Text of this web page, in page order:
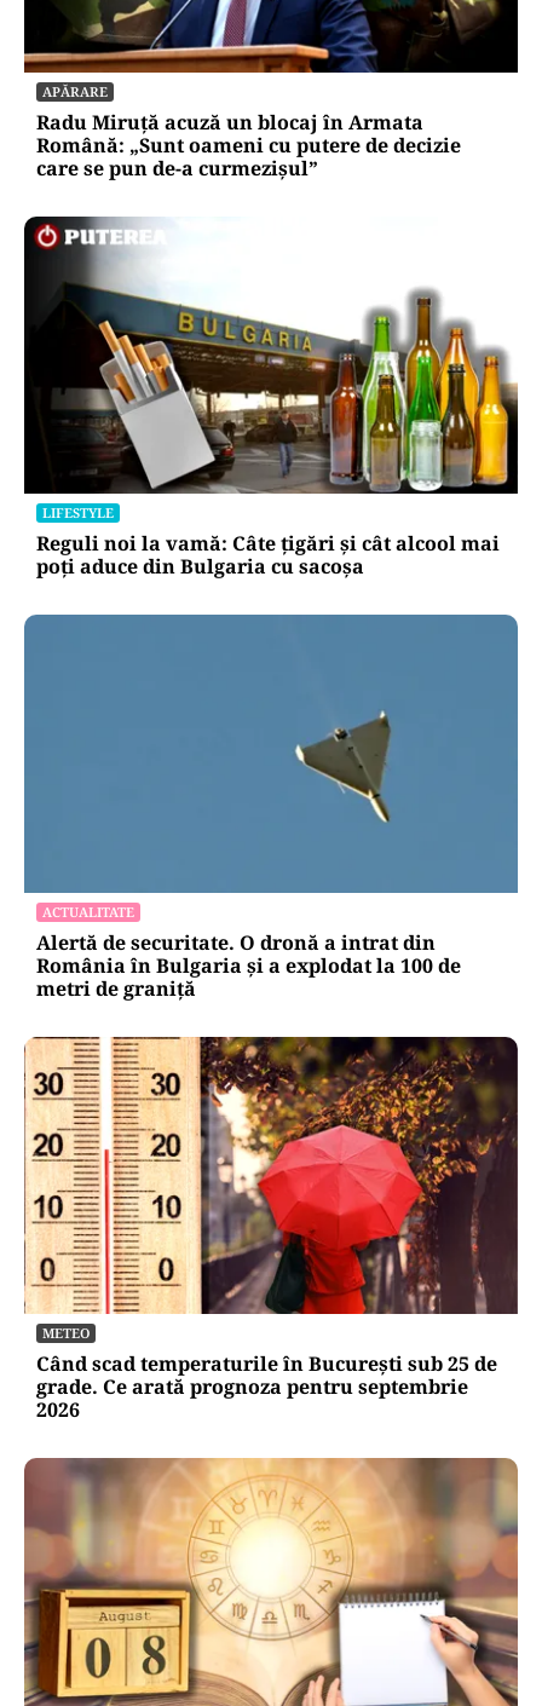
comunicările oficiale și cine răspunde
pentru mentenanța IT a instituțiilor
publice
Alte Articole Importante
APĂRARE
Radu Miruță acuză un blocaj în Armata
Română: „Sunt oameni cu putere de decizie
care se pun de-a curmezișul”
Reguli noi la vamă: Câte țigări și cât alcool mai
poți aduce din Bulgaria cu sacoșa
ACTUALITATE
Alertă de securitate. O dronă a intrat din
România în Bulgaria şi a explodat la 100 de
metri de graniţă
METEO